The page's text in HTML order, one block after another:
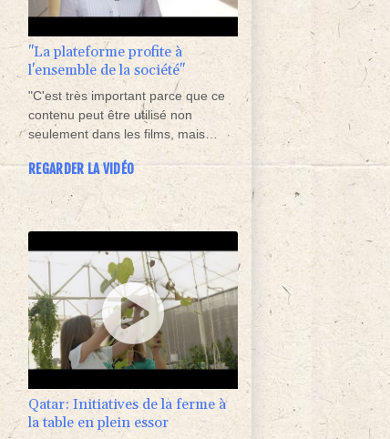
"La plateforme profite à
l'ensemble de la société"
"C'est très important parce que ce
contenu peut être utilisé non
seulement dans les films, mais
aussi dans les manuels que l'institut
crée pour la communauté
éducative", estime Anna Tsiarta,
responsable de l'éducation à
l'Institut pédagogique de Chypre.
REGARDER LA VIDÉO
Qatar: Initiatives de la ferme à
la table en plein essor